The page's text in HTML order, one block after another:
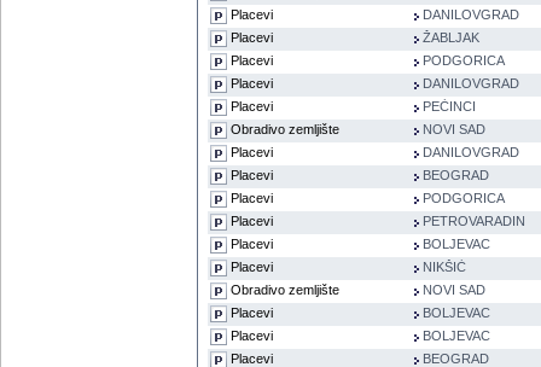
Placevi
DANILOVGRAD
Placevi
ŽABLJAK
Placevi
PODGORICA
Placevi
DANILOVGRAD
Placevi
PEĆINCI
Obradivo zemljište
NOVI SAD
Placevi
DANILOVGRAD
Placevi
BEOGRAD
Placevi
PODGORICA
Placevi
PETROVARADIN
Placevi
BOLJEVAC
Placevi
NIKŠIĆ
Obradivo zemljište
NOVI SAD
Placevi
BOLJEVAC
Placevi
BOLJEVAC
Placevi
BEOGRAD